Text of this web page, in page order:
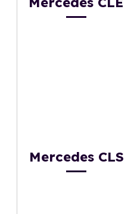
Mercedes CLS